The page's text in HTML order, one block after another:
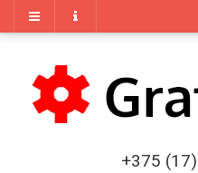
+375 (17)